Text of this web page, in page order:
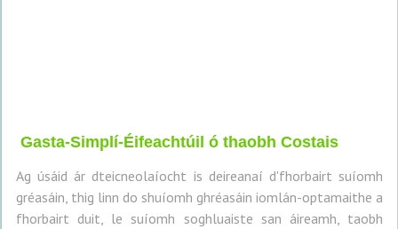
Gasta-Simplí-Éifeachtúil ó thaobh Costais
Ag úsáid ár dteicneolaíocht is deireanaí d'fhorbairt suíomh
gréasáin, thig linn do shuíomh ghréasáin iomlán-optamaithe a
fhorbairt duit, le suíomh soghluaiste san áireamh, taobh